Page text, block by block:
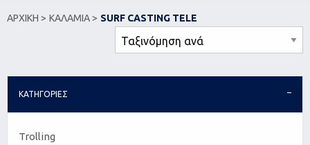
ΑΡΧΙΚΗ > ΚΑΛΑΜΙΑ > SURF CASTING TELE
ΚΑΤΗΓΟΡΙΕΣ
Trolling